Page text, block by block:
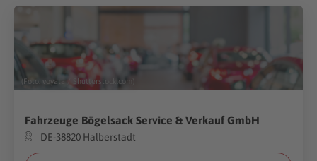
(Foto: voyata Shutterstock.com
Fahrzeuge Bögelsack Service & Verkauf GmbH
DE-38820 Halberstadt